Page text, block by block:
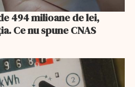
Ce nu spune CNAS